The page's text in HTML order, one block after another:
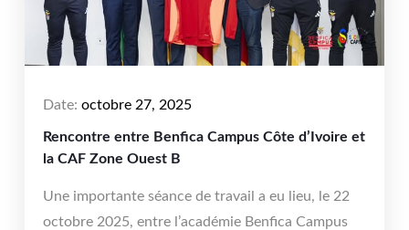
Date: octobre 27, 2025
Rencontre entre Benfica Campus Côte d’Ivoire et
la CAF Zone Ouest B
Une importante séance de travail a eu lieu, le 22
octobre 2025, entre l’académie Benfica Campus